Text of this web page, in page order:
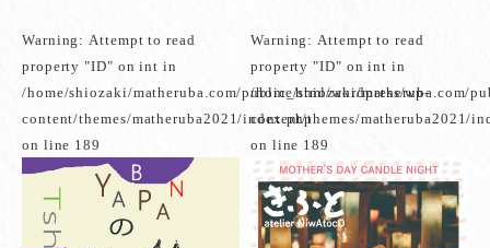
Warning: Attempt to read
property "ID" on int in
/home/shiozaki/matheruba.com/public_html/wordpress/wp-
content/themes/matheruba2021/index.php
on line 189
Warning: Attempt to read
property "ID" on int in
/home/shiozaki/matheruba.com/
content/themes/matheruba2021/
on line 189